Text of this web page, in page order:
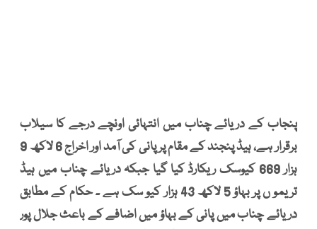
پنجاب کے دریائے چناب میں انتہائی اونچے درجے کا سیلاب
برقرار ہے، ہیڈ پنجند کے مقام پر پانی کی آمد اور اخراج 6 لاکھ 9
ہزار 669 کیوسک ریکارڈ کیا گیا جبکہ دریائے چناب میں ہیڈ
تریمو ں پر بہاؤ 5 لاکھ 43 ہزار کیو سک ہے ۔ حکام کے مطابق
دریائے چناب میں پانی کے بہاؤ میں اضافے کے باعث جلال پور